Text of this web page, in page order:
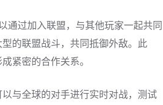
通过加入联盟，与其他玩家一起共同
的联盟战斗，共同抵御外敌。此
紧密的合作关系。
与全球的对手进行实时对战，测试